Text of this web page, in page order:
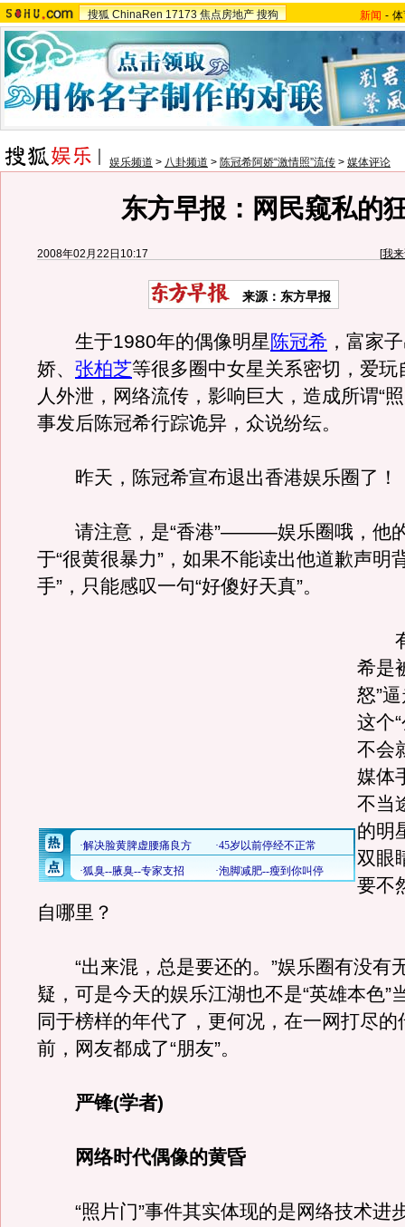
搜狐 ChinaRen 17173 焦点房地产 搜狗 新闻 -
娱乐频道 > 八卦频道 > 陈冠希阿娇“激情照”流传 > 媒体评论
东方早报：网民窥私的
2008年02月22日10:17 [我
来源：东方早报
生于1980年的偶像明星陈冠希 ，富家
娇、 张柏芝等很多圈中女星关系密切，爱玩
人外泄，网络流传，影响巨大，造成所谓“
事发后陈冠希行踪诡异，众说纷纭。
昨天，陈冠希宣布退出香港娱乐圈了！
请注意，是“香港”———娱乐圈哦，他的
于“很黄很暴力”，如果不能读出他道歉声明
手”，只能感叹一句“好傻好天真”。
有
希是
怒”
这个
不会
媒体
不当
的明
双眼
要不
自哪里？
“出来混，总是要还的。”娱乐圈有没有
疑，可是今天的娱乐江湖也不是“英雄本色”
同于榜样的年代了，更何况，在一网打尽的
前，网友都成了“朋友”。
严锋(学者)
网络时代偶像的黄昏
“照片门”事件其实体现的是网络技术进